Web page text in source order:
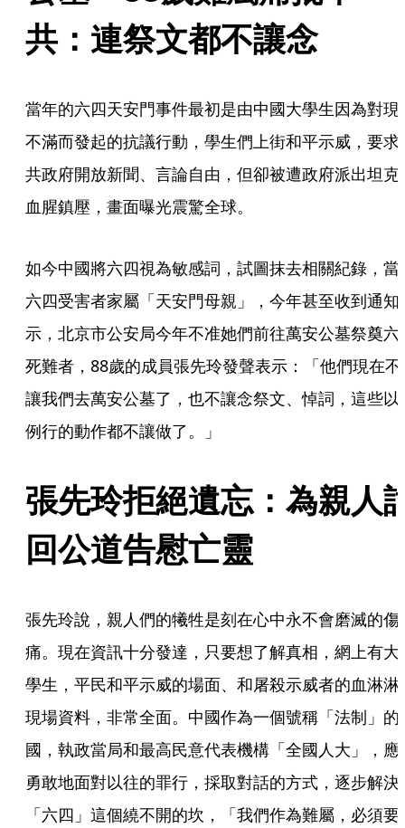
共：連祭文都不讓念
當年的六四天安門事件最初是由中國大學生因為對現
不滿而發起的抗議行動，學生們上街和平示威，要求
共政府開放新聞、言論自由，但卻被遭政府派出坦克
血腥鎮壓，畫面曝光震驚全球。
如今中國將六四視為敏感詞，試圖抹去相關紀錄，當
六四受害者家屬「天安門母親」，今年甚至收到通知
示，北京市公安局今年不准她們前往萬安公墓祭奠六
死難者，88歲的成員張先玲發聲表示：「他們現在不
讓我們去萬安公墓了，也不讓念祭文、悼詞，這些以
例行的動作都不讓做了。」
張先玲拒絕遺忘：為親人
回公道告慰亡靈
張先玲說，親人們的犧牲是刻在心中永不會磨滅的傷
痛。現在資訊十分發達，只要想了解真相，網上有大
學生，平民和平示威的場面、和屠殺示威者的血淋淋
現場資料，非常全面。中國作為一個號稱「法制」的
國，執政當局和最高民意代表機構「全國人大」，應
勇敢地面對以往的罪行，採取對話的方式，逐步解決
「六四」這個繞不開的坎，「我們作為難屬，必須要